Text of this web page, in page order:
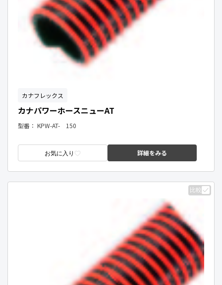
カナフレックス
カナパワーホースニューAT
型番： KPW-AT- 150
お気に入り 詳細をみる
比較